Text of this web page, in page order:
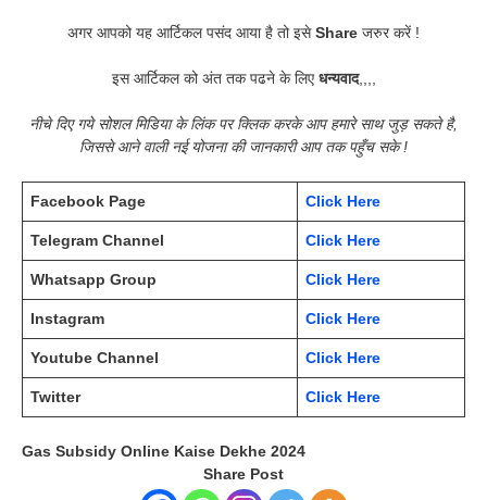
अगर आपको यह आर्टिकल पसंद आया है तो इसेShare जरुर करें !
इस आर्टिकल को अंत तक पढने के लिएधन्यवाद,,,,
नीचे दिए गये सोशल मिडिया के लिंक पर क्लिक करके आप हमारे साथ जुड़ सकते है,
जिससे आने वाली नई योजना की जानकारी आप तक पहुँच सके !
Facebook Page Click Here
Telegram Channel Click Here
Whatsapp Group Click Here
Instagram Click Here
Youtube Channel Click Here
Twitter Click Here
Gas Subsidy Online Kaise Dekhe 2024
Share Post